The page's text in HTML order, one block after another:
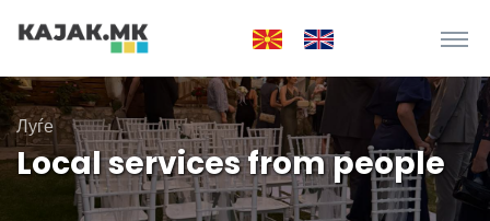
Луѓе
Local services from people